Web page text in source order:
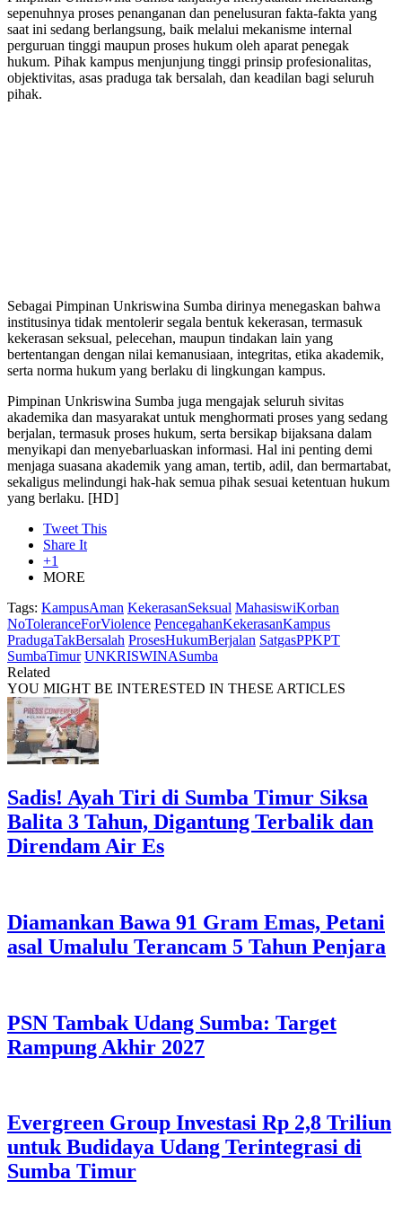
sepenuhnya proses penanganan dan penelusuran fakta-fakta yang
saat ini sedang berlangsung, baik melalui mekanisme internal
perguruan tinggi maupun proses hukum oleh aparat penegak
hukum. Pihak kampus menjunjung tinggi prinsip profesionalitas,
objektivitas, asas praduga tak bersalah, dan keadilan bagi seluruh
pihak.
Sebagai Pimpinan Unkriswina Sumba dirinya menegaskan bahwa
institusinya tidak mentolerir segala bentuk kekerasan, termasuk
kekerasan seksual, pelecehan, maupun tindakan lain yang
bertentangan dengan nilai kemanusiaan, integritas, etika akademik,
serta norma hukum yang berlaku di lingkungan kampus.
Pimpinan Unkriswina Sumba juga mengajak seluruh sivitas
akademika dan masyarakat untuk menghormati proses yang sedang
berjalan, termasuk proses hukum, serta bersikap bijaksana dalam
menyikapi dan menyebarluaskan informasi. Hal ini penting demi
menjaga suasana akademik yang aman, tertib, adil, dan bermartabat,
sekaligus melindungi hak-hak semua pihak sesuai ketentuan hukum
yang berlaku. [HD]
Tweet This
Share It
+1
MORE
Tags: KampusAman KekerasanSeksual MahasiswiKorban
NoToleranceForViolence PencegahanKekerasanKampus
PradugaTakBersalah ProsesHukumBerjalan SatgasPPKPT
SumbaTimur UNKRISWINASumba
Related
YOU MIGHT BE INTERESTED IN THESE ARTICLES
Sadis! Ayah Tiri di Sumba Timur Siksa
Balita 3 Tahun, Digantung Terbalik dan
Direndam Air Es
Diamankan Bawa 91 Gram Emas, Petani
asal Umalulu Terancam 5 Tahun Penjara
PSN Tambak Udang Sumba: Target
Rampung Akhir 2027
Evergreen Group Investasi Rp 2,8 Triliun
untuk Budidaya Udang Terintegrasi di
Sumba Timur